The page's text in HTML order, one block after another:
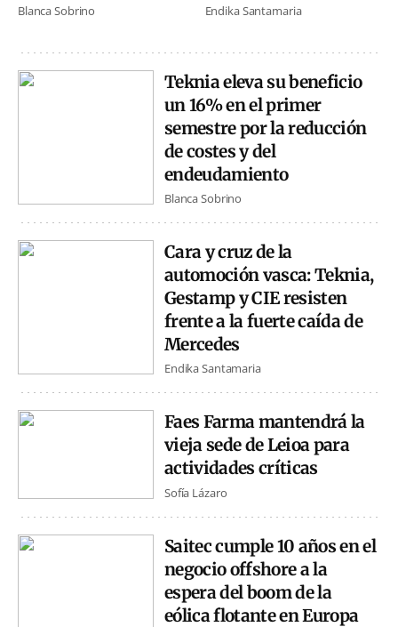
Blanca Sobrino Endika Santamaria
Teknia eleva su beneficio
un 16% en el primer
semestre por la reducción
de costes y del
endeudamiento
Blanca Sobrino
Cara y cruz de la
automoción vasca: Teknia,
Gestamp y CIE resisten
frente a la fuerte caída de
Mercedes
Endika Santamaria
Faes Farma mantendrá la
vieja sede de Leioa para
actividades críticas
Sofía Lázaro
Saitec cumple 10 años en el
negocio offshore a la
espera del boom de la
eólica flotante en Europa